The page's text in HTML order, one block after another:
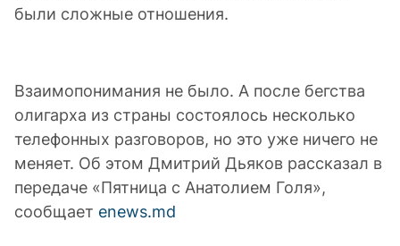
были сложные отношения.
Взаимопонимания не было. А после бегства
олигарха из страны состоялось несколько
телефонных разговоров, но это уже ничего не
меняет. Об этом Дмитрий Дьяков рассказал в
передаче «Пятница с Анатолием Голя»,
сообщает enews.md